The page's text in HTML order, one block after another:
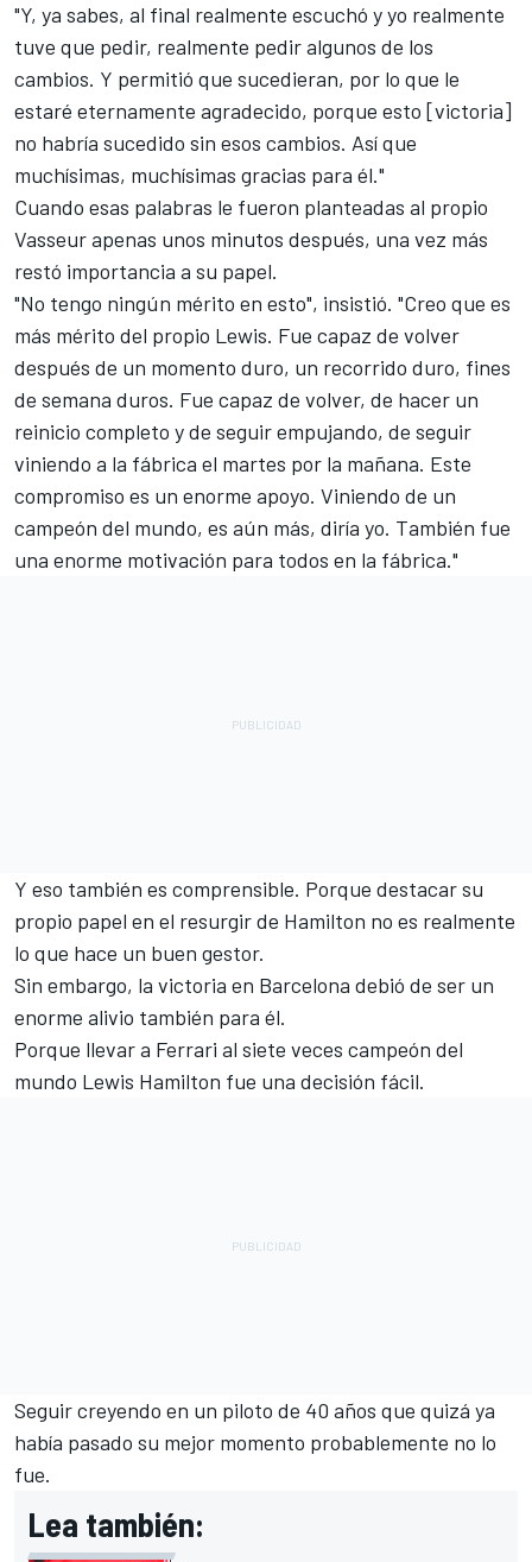
"Y, ya sabes, al final realmente escuchó y yo realmente
tuve que pedir, realmente pedir algunos de los
cambios. Y permitió que sucedieran, por lo que le
estaré eternamente agradecido, porque esto [victoria]
no habría sucedido sin esos cambios. Así que
muchísimas, muchísimas gracias para él."
Cuando esas palabras le fueron planteadas al propio
Vasseur apenas unos minutos después, una vez más
restó importancia a su papel.
"No tengo ningún mérito en esto", insistió. "Creo que es
más mérito del propio Lewis. Fue capaz de volver
después de un momento duro, un recorrido duro, fines
de semana duros. Fue capaz de volver, de hacer un
reinicio completo y de seguir empujando, de seguir
viniendo a la fábrica el martes por la mañana. Este
compromiso es un enorme apoyo. Viniendo de un
campeón del mundo, es aún más, diría yo. También fue
una enorme motivación para todos en la fábrica."
Y eso también es comprensible. Porque destacar su
propio papel en el resurgir de Hamilton no es realmente
lo que hace un buen gestor.
Sin embargo, la victoria en Barcelona debió de ser un
enorme alivio también para él.
Porque llevar a Ferrari al siete veces campeón del
mundo Lewis Hamilton fue una decisión fácil.
Seguir creyendo en un piloto de 40 años que quizá ya
había pasado su mejor momento probablemente no lo
fue.
Lea también: